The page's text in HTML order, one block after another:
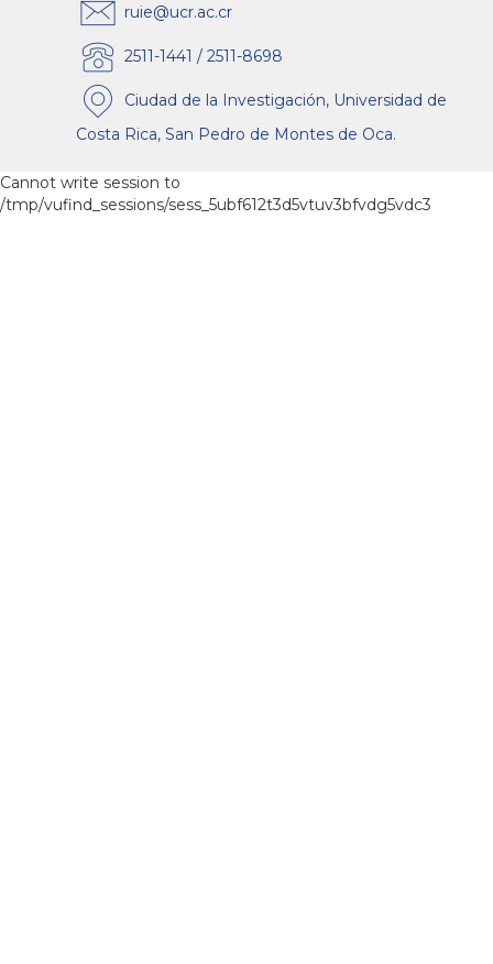
ruie@ucr.ac.cr
2511-1441 / 2511-8698
Ciudad de la Investigación, Universidad de
Costa Rica, San Pedro de Montes de Oca.
Cannot write session to
/tmp/vufind_sessions/sess_5ubf612t3d5vtuv3bfvdg5vdc3